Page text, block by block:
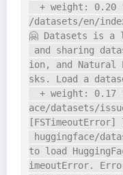
+ weight: 0.20
/datasets/en/
🤗 Datasets is
and sharing
ion, and Natural
sks. Load a
+ weight: 0.17
ace/datasets/
[FSTimeoutError]
huggingface/
to load
imeoutError.